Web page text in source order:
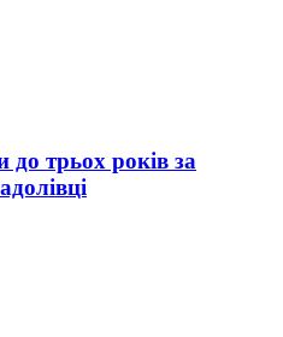
до трьох років за